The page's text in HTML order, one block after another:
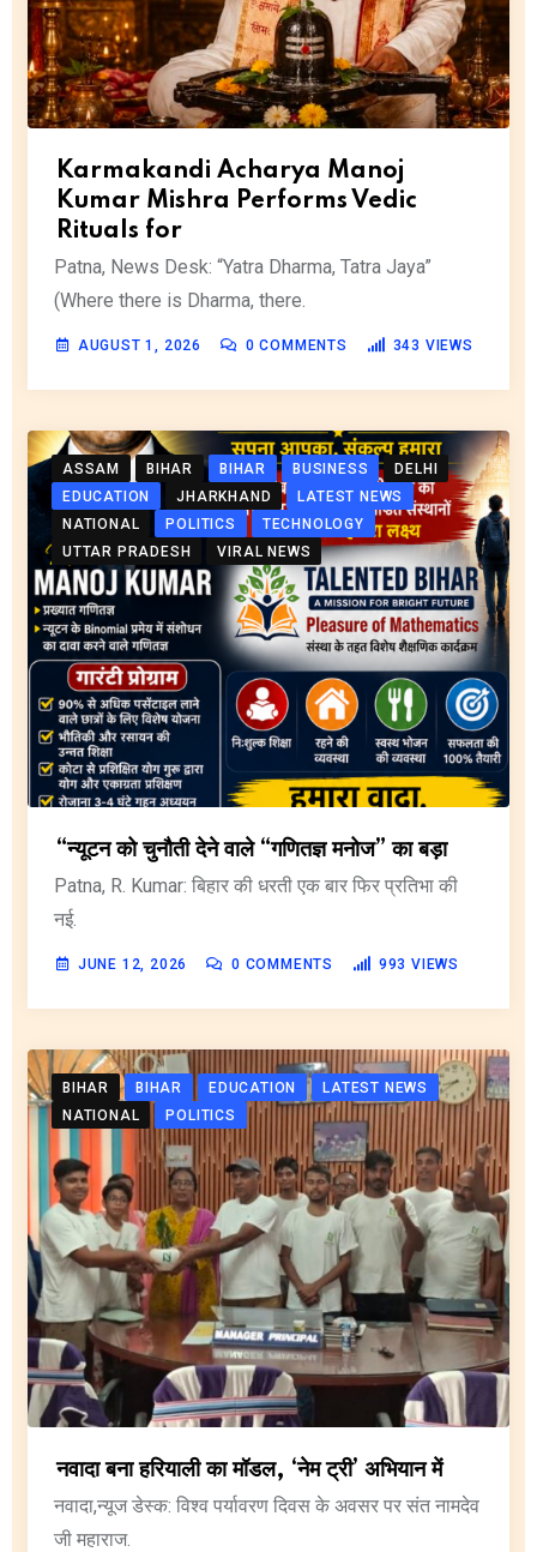
Karmakandi Acharya Manoj
Kumar Mishra Performs Vedic
Rituals for
Patna, News Desk: “Yatra Dharma, Tatra Jaya”
(Where there is Dharma, there.
AUGUST 1, 2026 0 COMMENTS 343 VIEWS
ASSAM BIHAR BIHAR BUSINESS
DELHI
EDUCATION
JHARKHAND
LATEST NEWS
NATIONAL
POLITICS
TECHNOLOGY
UTTAR PRADESH
VIRAL NEWS
“न्यूटन को चुनौती देने वाले “गणितज्ञ मनोज” का बड़ा
Patna, R. Kumar: बिहार की धरती एक बार फिर प्रतिभा की
नई.
JUNE 12, 2026 0 COMMENTS 993 VIEWS
BIHAR BIHAR EDUCATION
LATEST NEWS
NATIONAL
POLITICS
नवादा बना हरियाली का मॉडल, ‘नेम ट्री’ अभियान में
नवादा,न्यूज डेस्क: विश्व पर्यावरण दिवस के अवसर पर संत नामदेव
जी महाराज.